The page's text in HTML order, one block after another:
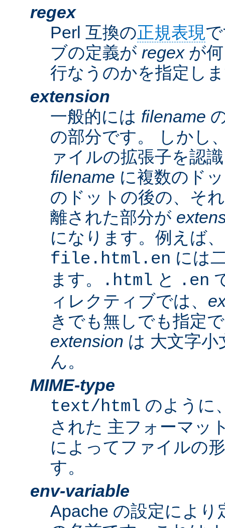
regex
Perl 互換の正規表現
ブの定義が regexが何
行なうのかを指定し
extension
一般的には filename
の部分です。 しかし
ァイルの拡張子を認
filename に複数のド
のドットの後の、そ
離された部分が
になります。例えば、
file.html.en には
ます。
.html と .en
ィレクティブでは、
きでも無しでも指定
extension は 大文字
ん。
MIME-type
text/html のように
された 主フォーマッ
によってファイルの
す。
env-variable
Apache の設定によ